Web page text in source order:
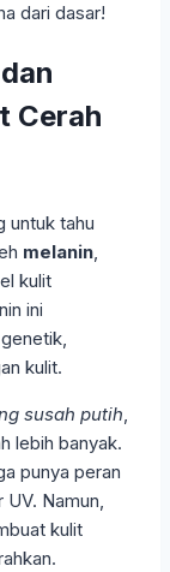
dari dasar!
Cerah
untuk tahu
melanin,
kulit
ini
kulit.
susah putih,
lebih banyak.
punya peran
Namun,
kulit